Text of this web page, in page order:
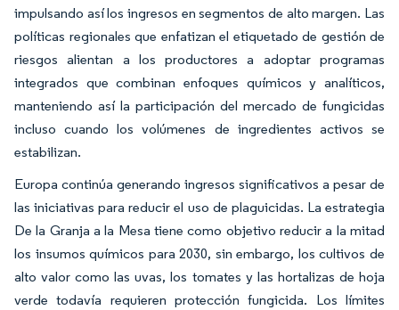
impulsando así los ingresos en segmentos de alto margen. Las
políticas regionales que enfatizan el etiquetado de gestión de
riesgos alientan a los productores a adoptar programas
integrados que combinan enfoques químicos y analíticos,
manteniendo así la participación del mercado de fungicidas
incluso cuando los volúmenes de ingredientes activos se
estabilizan.
Europa continúa generando ingresos significativos a pesar de
las iniciativas para reducir el uso de plaguicidas. La estrategia
De la Granja a la Mesa tiene como objetivo reducir a la mitad
los insumos químicos para 2030, sin embargo, los cultivos de
alto valor como las uvas, los tomates y las hortalizas de hoja
verde todavía requieren protección fungicida. Los límites